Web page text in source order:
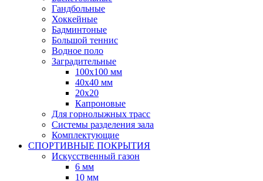
Гандбольные
Хоккейные
Бадминтоные
Большой теннис
Водное поло
Заградительные
100х100 мм
40х40 мм
20х20
Капроновые
Для горнолыжных трасс
Системы разделения зала
Комплектующие
СПОРТИВНЫЕ ПОКРЫТИЯ
Искусственный газон
6 мм
10 мм